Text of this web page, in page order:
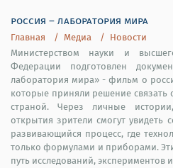
россия – лаборатория мира
Главная Медиа
Новости
Министерством науки и
Федерации подготовлен
лаборатория мира» - фильм о
которые приняли решение связать
страной. Через личные
открытия зрители смогут увидеть
развивающийся процесс, где
только формулами и приборами.
путь исследований, экспериментов